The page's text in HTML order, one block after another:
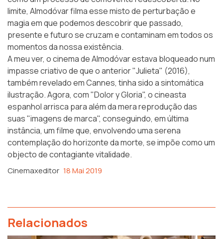
limite, Almodóvar filma esse misto de perturbação e
magia em que podemos descobrir que passado,
presente e futuro se cruzam e contaminam em todos os
momentos da nossa existência.
A meu ver, o cinema de Almodóvar estava bloqueado num
impasse criativo de que o anterior "Julieta" (2016),
também revelado em Cannes, tinha sido a sintomática
ilustração. Agora, com "Dolor y Gloria", o cineasta
espanhol arrisca para além da mera reprodução das
suas "imagens de marca", conseguindo, em última
instância, um filme que, envolvendo uma serena
contemplação do horizonte da morte, se impõe como um
objecto de contagiante vitalidade.
Cinemaxeditor 18 Mai 2019
Relacionados